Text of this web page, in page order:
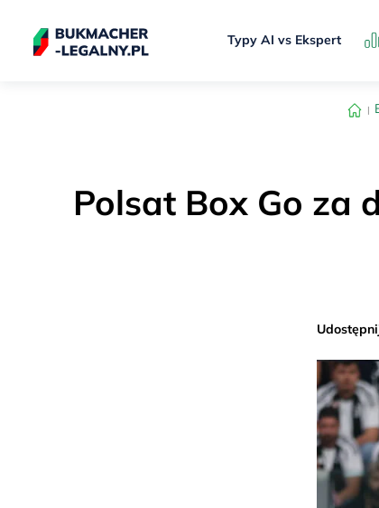
Typy AI vs Ekspert
Polsat Box Go za